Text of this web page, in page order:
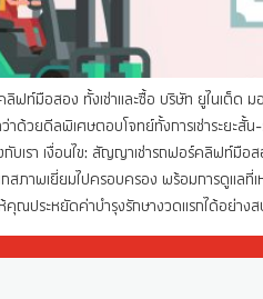
ลิฟท์มือสอง ทั้งเช่าและซื้อ บริษัท ยูไนเต็
ด้วยดีลพิเศษตอบโจทย์ทั้งการเช่าระยะสั้
บเรา เงื่อนไข: สัญญาเช่ารถฟอร์คลิฟท์มือ
าพเยี่ยมไปครอบครอง พร้อมการดูแลที่เ
ณประหยัดค่าบำรุงรักษางวดแรกได้อย่าง